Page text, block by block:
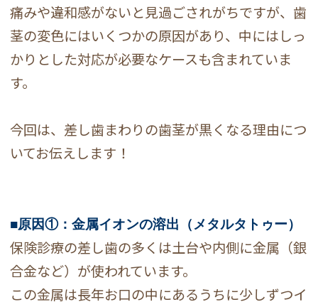
痛みや違和感がないと見過ごされがちですが、歯
茎の変色にはいくつかの原因があり、中にはしっ
かりとした対応が必要なケースも含まれていま
す。
今回は、差し歯まわりの歯茎が黒くなる理由につ
いてお伝えします！
■原因①：金属イオンの溶出（メタルタトゥー）
保険診療の差し歯の多くは土台や内側に金属（銀
合金など）が使われています。
この金属は長年お口の中にあるうちに少しずつイ